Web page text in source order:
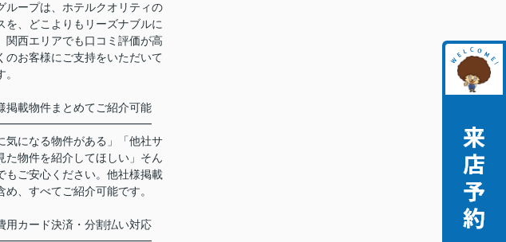
ループは、ホテルクオリティの
を、どこよりもリーズナブルに
関西エリアでも口コミ評価が高
のお客様にご支持をいただいて
載物件まとめてご紹介可能
気になる物件がある」「他社サ
た物件を紹介してほしい」そん
もご安心ください。他社様掲載
め、すべてご紹介可能です。
カード決済・分割払い対応